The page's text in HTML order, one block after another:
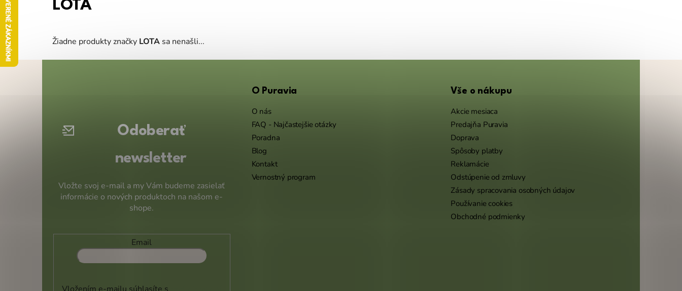
LOTA
Žiadne produkty značky LOTAsa nenašli...
Z
Odoberať
newsletter
Vložte svoj e-mail a my Vám budeme zasielať
informácie o nových produktoch na našom e-
shope.
Email
O Puravia
O nás
FAQ - Najčastejšie otázky
Poradna
Blog
Kontakt
Vernostný program
Vše o nákupu
Akcie mesiaca
Predajňa Puravia
Doprava
Spôsoby platby
Reklamácie
Odstúpenie od zmluvy
Zásady spracovania osobných údajov
Používanie cookies
Obchodné podmienky